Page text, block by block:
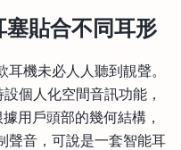
貼合不同耳形
機未必人人聽到靚聲。
個人化空間音訊功能，
用戶頭部的幾何結構，
聲音，可說是一套智能耳